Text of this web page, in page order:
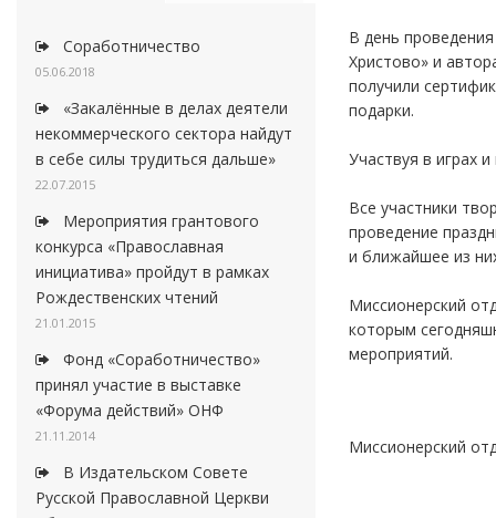
Соработничество
05.06.2018
«Закалённые в делах деятели
некоммерческого сектора найдут
в себе силы трудиться дальше»
22.07.2015
Мероприятия грантового
конкурса «Православная
инициатива» пройдут в рамках
Рождественских чтений
21.01.2015
Фонд «Соработничество»
принял участие в выставке
«Форума действий» ОНФ
21.11.2014
В Издательском Совете
Русской Православной Церкви
В день
Христово» и
получили
подарки.
Участвуя в играх
Все участники
проведение
и ближайшее из
Миссионерский
которым
мероприятий.
Миссионерский